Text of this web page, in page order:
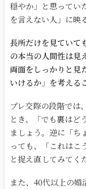
穏やか」と思ってい
を言えない人」に映
長所だけを見ていて
の本当の人間性は見
両面をしっかりと見
いけるか」を考える
プレ交際の段階では
とき、「でも裏はど
ましょう。逆に「ち
っても、「これはこ
と捉え直してみてく
また、 40代以上の婚